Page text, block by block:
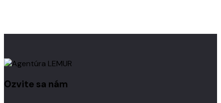
Ozvite sa nám